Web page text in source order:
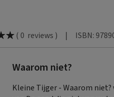
( 0 reviews ) |
ISBN:
Waarom niet?
Kleine Tijger - Waarom